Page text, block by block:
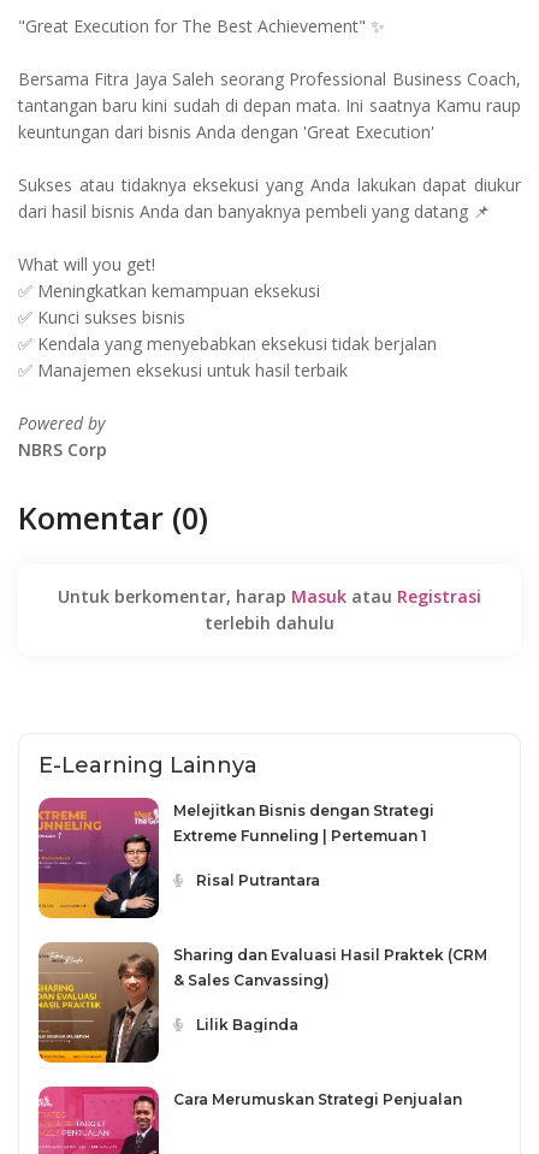
"Great Execution for The Best Achievement" ✨
Bersama Fitra Jaya Saleh seorang Professional Business Coach,
tantangan baru kini sudah di depan mata. Ini saatnya Kamu raup
keuntungan dari bisnis Anda dengan 'Great Execution'
Sukses atau tidaknya eksekusi yang Anda lakukan dapat diukur
dari hasil bisnis Anda dan banyaknya pembeli yang datang 📌
What will you get!
✅ Meningkatkan kemampuan eksekusi
✅ Kunci sukses bisnis
✅ Kendala yang menyebabkan eksekusi tidak berjalan
✅ Manajemen eksekusi untuk hasil terbaik
Powered by
NBRS Corp
Komentar (0)
Untuk berkomentar, harap Masuk atau Registrasi
terlebih dahulu
E-Learning Lainnya
Melejitkan Bisnis dengan Strategi
Extreme Funneling | Pertemuan 1
Risal Putrantara
Sharing dan Evaluasi Hasil Praktek (CRM
& Sales Canvassing)
Lilik Baginda
Cara Merumuskan Strategi Penjualan